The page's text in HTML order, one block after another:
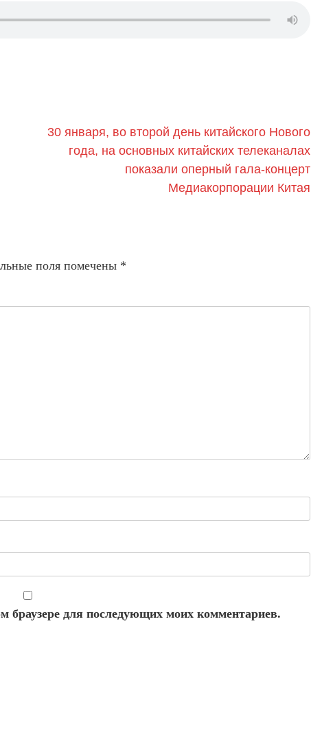
30 января, во второй день китайского Нового
года, на основных китайских телеканалах
показали оперный гала-концерт
Медиакорпорации Китая
поля помечены *
браузере для последующих моих комментариев.